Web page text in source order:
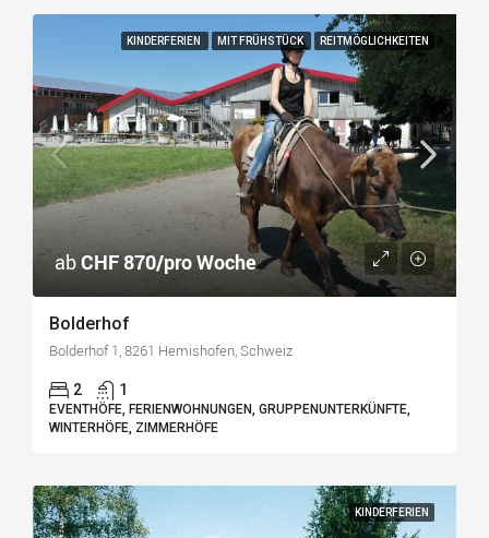
KINDERFERIEN MIT FRÜHSTÜCK REITMÖGLICHKEITEN
abCHF 870/pro Woche
Bolderhof
Bolderhof 1, 8261 Hemishofen, Schweiz
2 1
EVENTHÖFE, FERIENWOHNUNGEN, GRUPPENUNTERKÜNFTE,
WINTERHÖFE, ZIMMERHÖFE
KINDERFERIEN